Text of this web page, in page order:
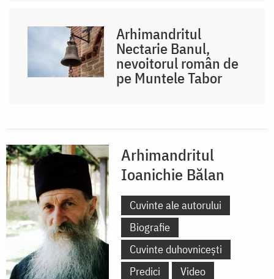
Arhimandritul
Nectarie Banul,
nevoitorul român de
pe Muntele Tabor
Arhimandritul
Ioanichie Bălan
Cuvinte ale autorului
Biografie
Cuvinte duhovnicești
Predici
Video